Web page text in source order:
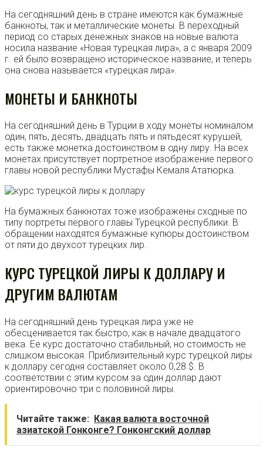
На сегодняшний день в стране имеются как бумажные
банкноты, так и металлические монеты. В переходный
период со старых денежных знаков на новые валюта
носила название «Новая турецкая лира», а с января 2009
г. ей было возвращено историческое название, и теперь
она снова называется «турецкая лира».
МОНЕТЫ И БАНКНОТЫ
На сегодняшний день в Турции в ходу монеты номиналом
один, пять, десять, двадцать пять и пятьдесят курушей,
есть также монетка достоинством в одну лиру. На всех
монетах присутствует портретное изображение первого
главы новой республики Мустафы Кемаля Ататюрка.
На бумажных банкнотах тоже изображены сходные по
типу портреты первого главы Турецкой республики. В
обращении находятся бумажные купюры достоинством
от пяти до двухсот турецких лир.
КУРС ТУРЕЦКОЙ ЛИРЫ К ДОЛЛАРУ И
ДРУГИМ ВАЛЮТАМ
На сегодняшний день турецкая лира уже не
обесценивается так быстро, как в начале двадцатого
века. Ее курс достаточно стабильный, но стоимость не
слишком высокая. Приблизительный курс турецкой лиры
к доллару сегодня составляет около 0,28 $. В
соответствии с этим курсом за один доллар дают
ориентировочно три с половиной лиры.
Читайте также: Какая валюта восточной
азиатской Гонконге? Гонконгский доллар